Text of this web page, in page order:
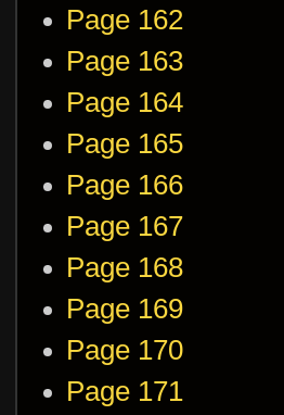
Page 162
Page 163
Page 164
Page 165
Page 166
Page 167
Page 168
Page 169
Page 170
Page 171